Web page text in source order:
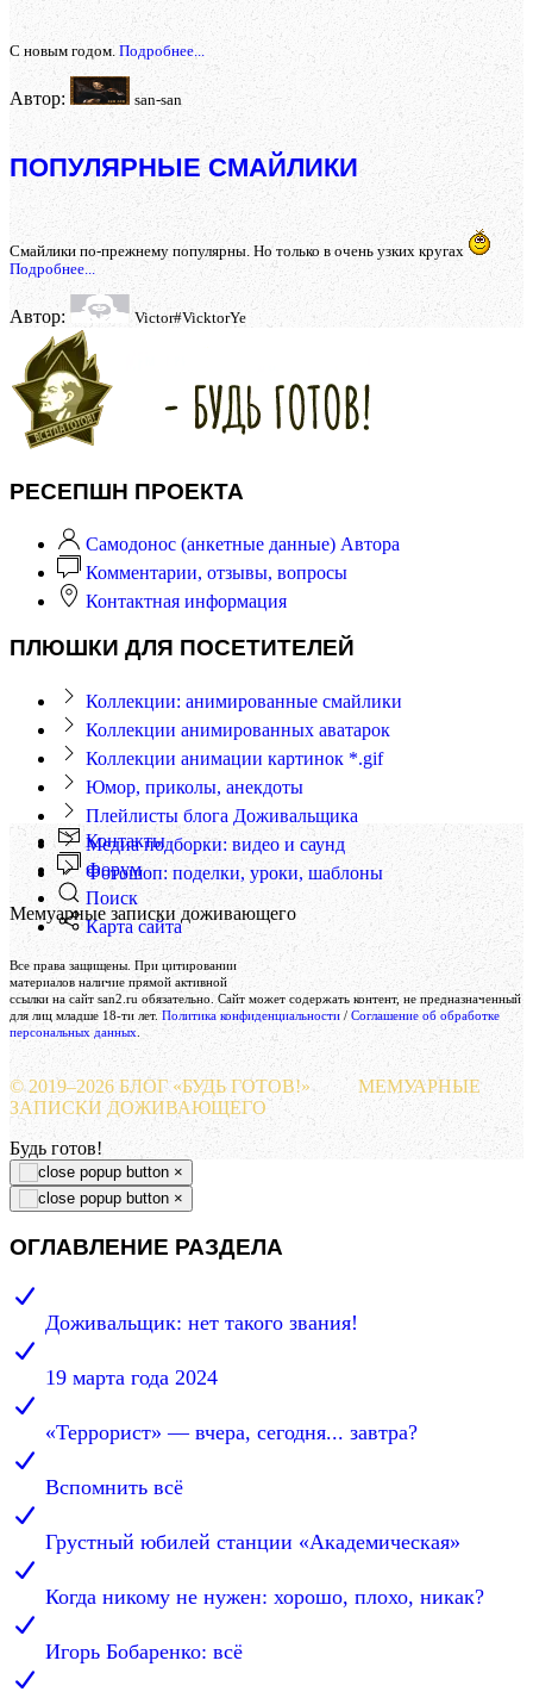
С новым годом. Подробнее...
Автор: san-san
ПОПУЛЯРНЫЕ СМАЙЛИКИ
Смайлики по-прежнему популярны. Но только в очень узких кругах
Подробнее...
Автор: Victor#VicktorYe
РЕСЕПШН ПРОЕКТА
Самодонос (анкетные данные) Автора
Комментарии, отзывы, вопросы
Контактная информация
ПЛЮШКИ ДЛЯ ПОСЕТИТЕЛЕЙ
Коллекции: анимированные смайлики
Коллекции анимированных аватарок
Коллекции анимации картинок *.gif
Юмор, приколы, анекдоты
Плейлисты блога Доживальщика
Медиа подборки: видео и саунд
Фотошоп: поделки, уроки, шаблоны
Мемуарные записки доживающего
Контакты
Форум
Поиск
Карта сайта
Все права защищены. При цитировании
материалов наличие прямой активной
ссылки на сайт san2.ru обязательно. Сайт может содержать контент, не предназначенный
для лиц младше 18-ти лет. Политика конфиденциальности / Соглашение об обработке
персональных данных
© 2019–2026 БЛОГ «БУДЬ ГОТОВ!»
МЕМУАРНЫЕ
ЗАПИСКИ ДОЖИВАЮЩЕГО
Будь готов!
×
×
ОГЛАВЛЕНИЕ РАЗДЕЛА
Доживальщик: нет такого звания!
19 марта года 2024
«Террорист» — вчера, сегодня... завтра?
Вспомнить всё
Грустный юбилей станции «Академическая»
Когда никому не нужен: хорошо, плохо, никак?
Игорь Бобаренко: всё